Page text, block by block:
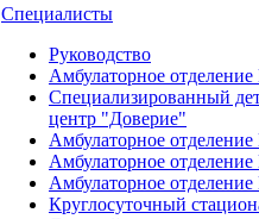
Специалисты
Руководство
Амбулаторное
Специализированный
центр "Доверие"
Амбулаторное
Амбулаторное
Амбулаторное
Круглосуточный